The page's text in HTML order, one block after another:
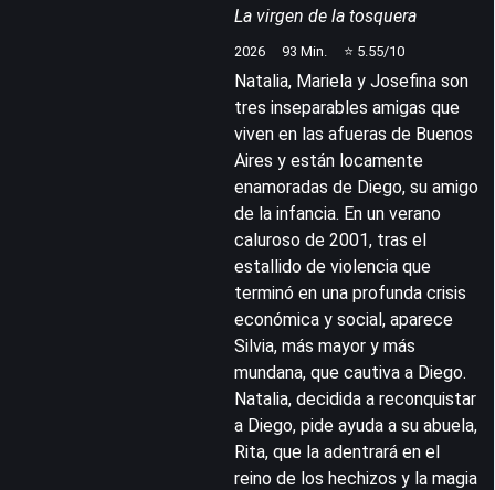
La virgen de la tosquera
2026 93 Min. ⭐ 5.55/10
Natalia, Mariela y Josefina son
tres inseparables amigas que
viven en las afueras de Buenos
Aires y están locamente
enamoradas de Diego, su amigo
de la infancia. En un verano
caluroso de 2001, tras el
estallido de violencia que
terminó en una profunda crisis
económica y social, aparece
Silvia, más mayor y más
mundana, que cautiva a Diego.
Natalia, decidida a reconquistar
a Diego, pide ayuda a su abuela,
Rita, que la adentrará en el
reino de los hechizos y la magia